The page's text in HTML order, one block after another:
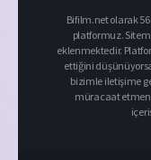
Bifilm.net olarak
platformuz.
eklenmektedir.
ettiğini
bizimle iletişime
müracaat